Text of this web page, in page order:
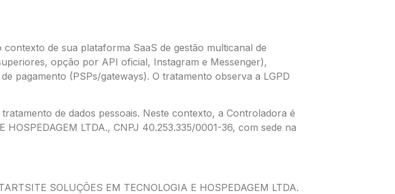
de sua plataforma SaaS de gestão multicanal de
opção por API oficial, Instagram e Messenger),
pagamento (PSPs/gateways). O tratamento observa a LGPD
de dados pessoais. Neste contexto, a Controladora é
LTDA., CNPJ 40.253.335/0001-36, com sede na
SOLUÇÕES EM TECNOLOGIA E HOSPEDAGEM LTDA.